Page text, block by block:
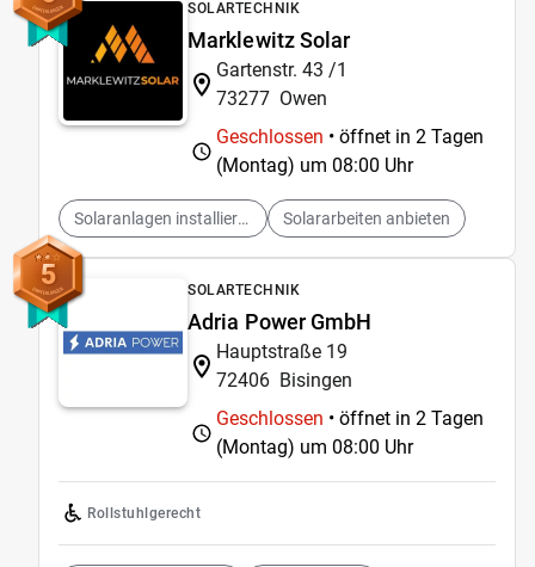
SOLARTECHNIK
Marklewitz Solar
Gartenstr. 43 /1
73277 Owen
Geschlossen • öffnet in 2 Tagen
(Montag) um 08:00 Uhr
Solaranlagen installieren Solararbeiten anbieten
5 SOLARTECHNIK
Adria Power GmbH
Hauptstraße 19
72406 Bisingen
Geschlossen • öffnet in 2 Tagen
(Montag) um 08:00 Uhr
Rollstuhlgerecht